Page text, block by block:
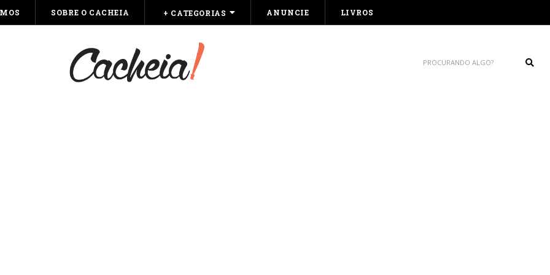
SOBRE O CACHEIA + CATEGORIAS ANUNCIE LIVROS